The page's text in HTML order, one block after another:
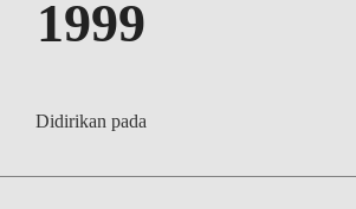
1999
Didirikan pada